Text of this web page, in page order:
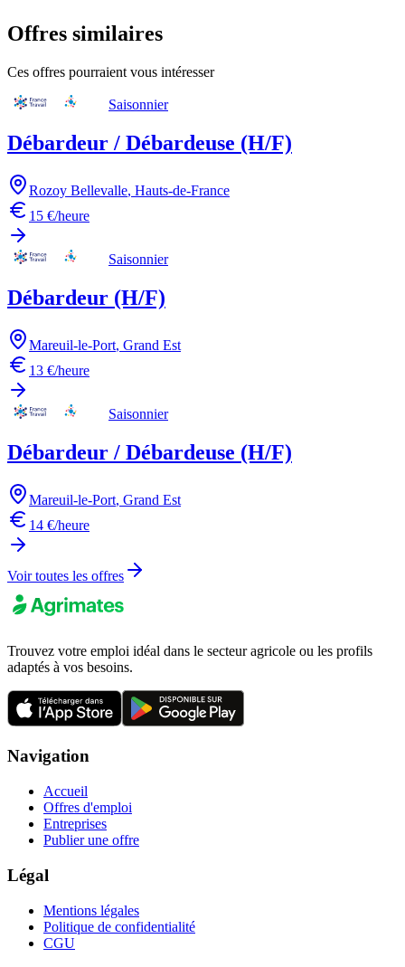
Offres similaires
Ces offres pourraient vous intéresser
Saisonnier
Débardeur / Débardeuse (H/F)
Rozoy Bellevalle, Hauts-de-France
15 €/heure
Saisonnier
Débardeur (H/F)
Mareuil-le-Port, Grand Est
13 €/heure
Saisonnier
Débardeur / Débardeuse (H/F)
Mareuil-le-Port, Grand Est
14 €/heure
Voir toutes les offres
Trouvez votre emploi idéal dans le secteur agricole ou les profils
adaptés à vos besoins.
Navigation
Accueil
Offres d'emploi
Entreprises
Publier une offre
Légal
Mentions légales
Politique de confidentialité
CGU